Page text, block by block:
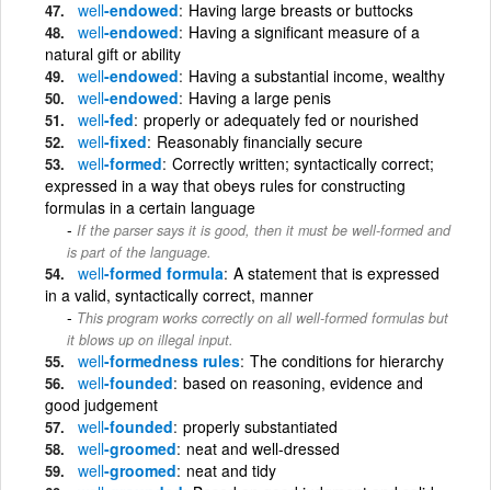
well-endowed Having large breasts or buttocks
well-endowed Having a significant measure of a
natural gift or ability
well-endowed Having a substantial income, wealthy
well-endowed Having a large penis
well-fed properly or adequately fed or nourished
well-fixed Reasonably financially secure
well-formed Correctly written; syntactically correct;
expressed in a way that obeys rules for constructing
formulas in a certain language
If the parser says it is good, then it must be well-formed and
is part of the language.
well-formed formula A statement that is expressed
in a valid, syntactically correct, manner
This program works correctly on all well-formed formulas but
it blows up on illegal input.
well-formedness rules The conditions for hierarchy
well-founded based on reasoning, evidence and
good judgement
well-founded properly substantiated
well-groomed neat and well-dressed
well-groomed neat and tidy